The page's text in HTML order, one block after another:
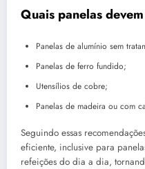
Quais panelas
Panelas de alumínio sem
Panelas de ferro fundido;
Utensílios de cobre;
Panelas de madeira ou com
Seguindo essas
eficiente, inclusive para
refeições do dia a dia,